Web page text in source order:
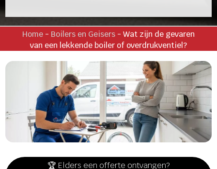
Home- Boilers en Geisers- Wat zijn de gevaren
van een lekkende boiler of overdrukventiel?
🏆 Elders een offerte ontvangen?